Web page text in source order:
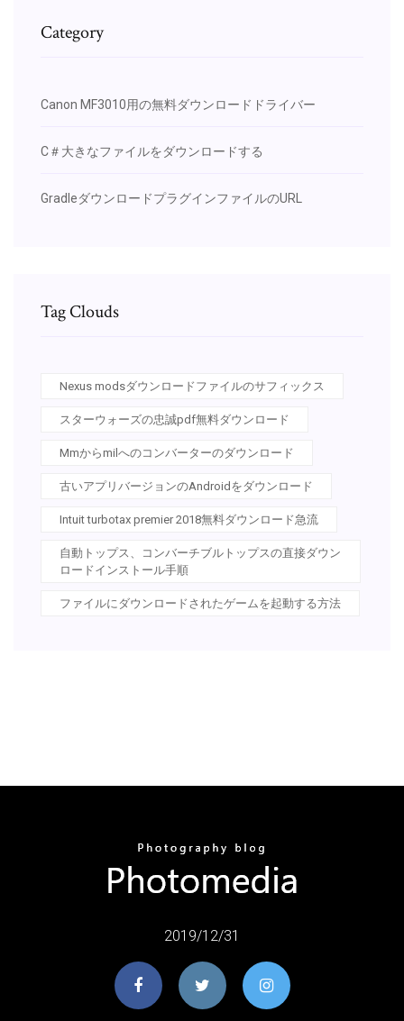
Category
Canon MF3010用の無料ダウンロードドライバー
C＃大きなファイルをダウンロードする
GradleダウンロードプラグインファイルのURL
Tag Clouds
Nexus modsダウンロードファイルのサフィックス
スターウォーズの忠誠pdf無料ダウンロード
Mmからmilへのコンバーターのダウンロード
古いアプリバージョンのAndroidをダウンロード
Intuit turbotax premier 2018無料ダウンロード急流
自動トップス、コンバーチブルトップスの直接ダウン
ロードインストール手順
ファイルにダウンロードされたゲームを起動する方法
2019/12/31